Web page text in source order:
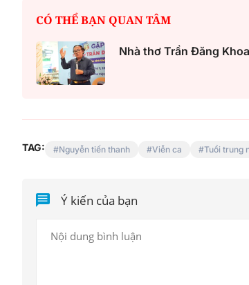
CÓ THỂ BẠN QUAN TÂM
Nhà thơ Trần Đăng
TAG: Nguyễn tiến thanh Viễn ca Tuổi trung
Ý kiến của bạn